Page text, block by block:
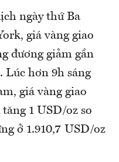
ngày thứ Ba
giá vàng giao
đương giảm gần
Lúc hơn 9h sáng
giá vàng giao
1 USD/oz so
ở 1.910,7 USD/oz